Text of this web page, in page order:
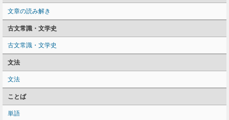
文章の読み解き
古文常識・文学史
古文常識・文学史
文法
文法
ことば
単語